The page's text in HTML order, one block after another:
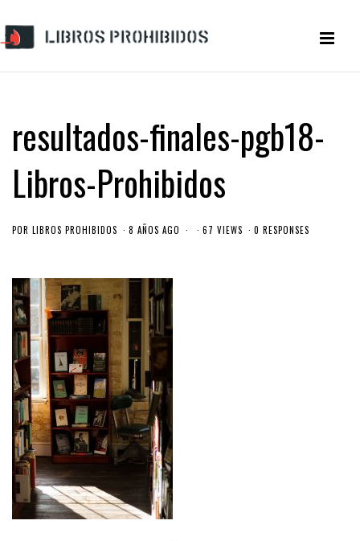
resultados-finales-pgb18-
Libros-Prohibidos
POR LIBROS PROHIBIDOS 8 AÑOS AGO 67 VIEWS 0 RESPONSES